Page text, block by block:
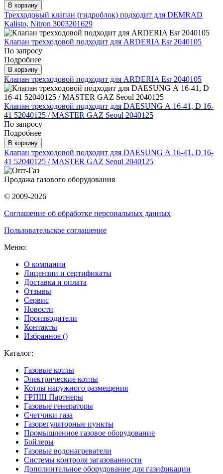
В корзину
Трехходовый клапан (гидроблок) подходит для DEMRAD
Kalisto, Nitron 3003201629
Клапан трехходовой подходит для ARDERIA Esr 2040105
По запросу
Подробнее
В корзину
Клапан трехходовой подходит для ARDERIA Esr 2040105
Клапан трехходовой подходит для DAESUNG А 16-41, D 16-
41 52040125 / MASTER GAZ Seoul 2040125
По запросу
Подробнее
В корзину
Клапан трехходовой подходит для DAESUNG А 16-41, D 16-
41 52040125 / MASTER GAZ Seoul 2040125
Продажа газового оборудования
© 2009-2026
Соглашение об обработке персональных данных
Пользовательское соглашение
Меню:
О компании
Лицензии и сертификаты
Доставка и оплата
Отзывы
Сервис
Новости
Производители
Контакты
Избранное ()
Каталог:
Газовые котлы
Электрические котлы
Котлы наружного размещения
ГРПШ Партнеры
Газовые генераторы
Счетчики газа
Газорегуляторные пункты
Промышленное газовое оборудование
Бойлеры
Газовые водонагреватели
Системы контроля загазованности
Дополнительное оборудование для газификации